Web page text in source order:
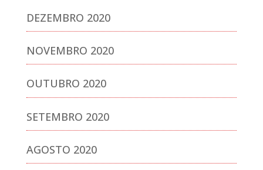
DEZEMBRO 2020
NOVEMBRO 2020
OUTUBRO 2020
SETEMBRO 2020
AGOSTO 2020